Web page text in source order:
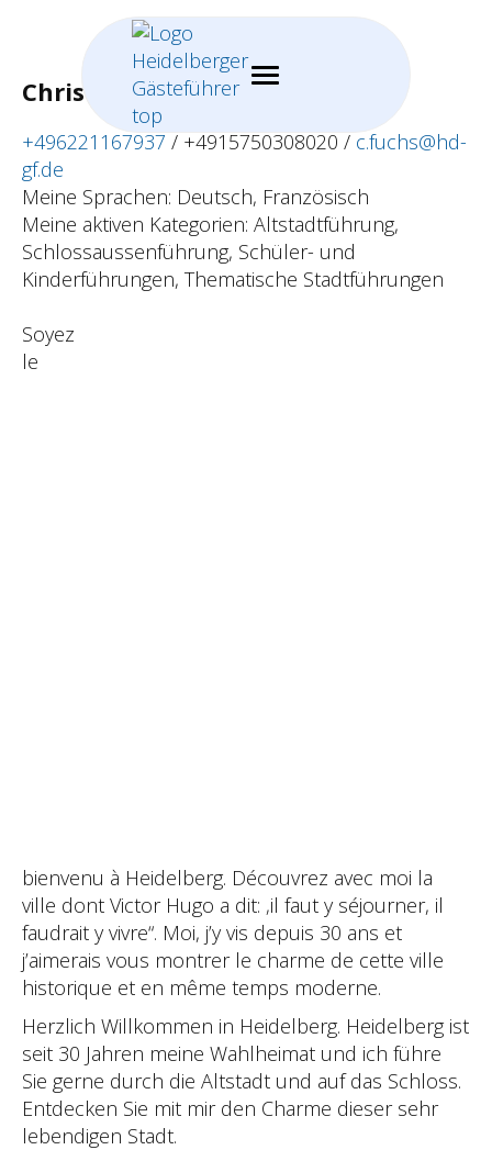
Christa Fuchs
+496221167937 / +4915750308020 / c.fuchs@hd-
gf.de
Meine Sprachen: Deutsch, Französisch
Meine aktiven Kategorien: Altstadtführung,
Schlossaussenführung, Schüler- und
Kinderführungen, Thematische Stadtführungen
Soyez
le
bienvenu à Heidelberg. Découvrez avec moi la
ville dont Victor Hugo a dit: ‚il faut y séjourner, il
faudrait y vivre“. Moi, j’y vis depuis 30 ans et
j’aimerais vous montrer le charme de cette ville
historique et en même temps moderne.
Herzlich Willkommen in Heidelberg. Heidelberg ist
seit 30 Jahren meine Wahlheimat und ich führe
Sie gerne durch die Altstadt und auf das Schloss.
Entdecken Sie mit mir den Charme dieser sehr
lebendigen Stadt.